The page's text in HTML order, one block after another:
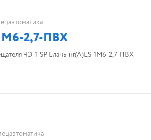
2,7-ПВХ
ЧЭ-1-SP Елань-нг(А)LS-1М6-2,7-ПВХ